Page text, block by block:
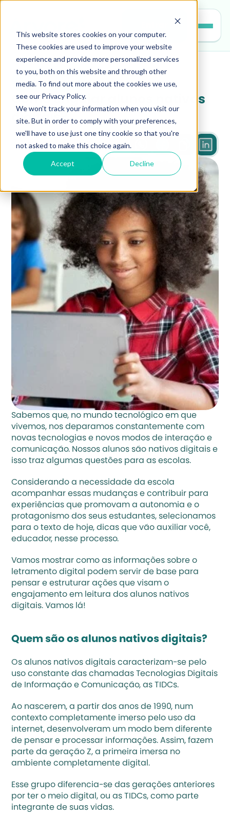
This website stores cookies on your computer.
These cookies are used to improve your website
experience and provide more personalized services
to you, both on this website and through other
media. To find out more about the cookies we use,
see our Privacy Policy.
We won't track your information when you visit our
site. But in order to comply with your preferences,
we'll have to use just one tiny cookie so that you're
not asked to make this choice again.
Accept Decline
professores
Como engajar alunos nativos
digitais?
3 min
Sabemos que, no mundo tecnológico em que
vivemos, nos deparamos constantemente com
novas tecnologias e novos modos de interação e
comunicação. Nossos alunos são nativos digitais e
isso traz algumas questões para as escolas.
Considerando a necessidade da escola
acompanhar essas mudanças e contribuir para
experiências que promovam a autonomia e o
protagonismo dos seus estudantes, selecionamos
para o texto de hoje, dicas que vão auxiliar você,
educador, nesse processo.
Vamos mostrar como as informações sobre o
letramento digital podem servir de base para
pensar e estruturar ações que visam o
engajamento em leitura dos alunos nativos
digitais. Vamos lá!
Quem são os alunos nativos digitais?
Os alunos nativos digitais caracterizam-se pelo
uso constante das chamadas Tecnologias Digitais
de Informação e Comunicação, as TIDCs.
Ao nascerem, a partir dos anos de 1990, num
contexto completamente imerso pelo uso da
internet, desenvolveram um modo bem diferente
de pensar e processar informações. Assim, fazem
parte da geração Z, a primeira imersa no
ambiente completamente digital.
Esse grupo diferencia-se das gerações anteriores
por ter o meio digital, ou as TIDCs, como parte
integrante de suas vidas.